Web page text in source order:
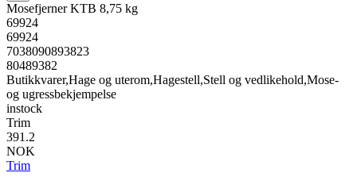
Mosefjerner KTB 8,75 kg
69924
69924
7038090893823
80489382
Butikkvarer,Hage og uterom,Hagestell,Stell og vedlikehold,Mose-
og ugressbekjempelse
instock
Trim
391.2
NOK
Trim